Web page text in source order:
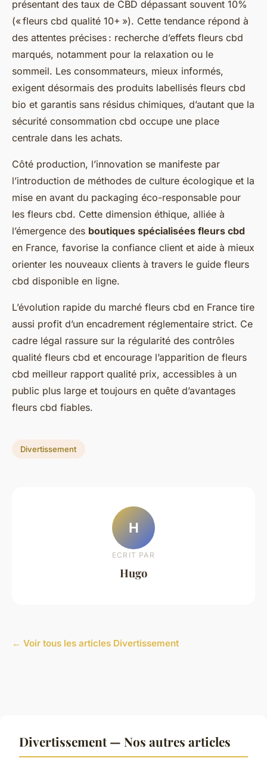
présentant des taux de CBD dépassant souvent 10%
(« fleurs cbd qualité 10+ »). Cette tendance répond à
des attentes précises : recherche d’effets fleurs cbd
marqués, notamment pour la relaxation ou le
sommeil. Les consommateurs, mieux informés,
exigent désormais des produits labellisés fleurs cbd
bio et garantis sans résidus chimiques, d’autant que la
sécurité consommation cbd occupe une place
centrale dans les achats.
Côté production, l’innovation se manifeste par
l’introduction de méthodes de culture écologique et la
mise en avant du packaging éco-responsable pour
les fleurs cbd. Cette dimension éthique, alliée à
l’émergence des boutiques spécialisées fleurs cbd
en France, favorise la confiance client et aide à mieux
orienter les nouveaux clients à travers le guide fleurs
cbd disponible en ligne.
L’évolution rapide du marché fleurs cbd en France tire
aussi profit d’un encadrement réglementaire strict. Ce
cadre légal rassure sur la régularité des contrôles
qualité fleurs cbd et encourage l’apparition de fleurs
cbd meilleur rapport qualité prix, accessibles à un
public plus large et toujours en quête d’avantages
fleurs cbd fiables.
Divertissement
H
ECRIT PAR
Hugo
← Voir tous les articles Divertissement
Divertissement — Nos autres articles